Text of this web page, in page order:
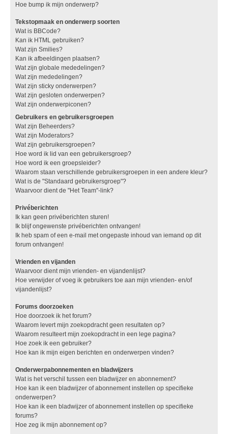
Hoe bump ik mijn onderwerp?
Tekstopmaak en onderwerp soorten
Wat is BBCode?
Kan ik HTML gebruiken?
Wat zijn Smilies?
Kan ik afbeeldingen plaatsen?
Wat zijn globale mededelingen?
Wat zijn mededelingen?
Wat zijn sticky onderwerpen?
Wat zijn gesloten onderwerpen?
Wat zijn onderwerpiconen?
Gebruikers en gebruikersgroepen
Wat zijn Beheerders?
Wat zijn Moderators?
Wat zijn gebruikersgroepen?
Hoe word ik lid van een gebruikersgroep?
Hoe word ik een groepsleider?
Waarom staan verschillende gebruikersgroepen in een andere kleur?
Wat is de "Standaard gebruikersgroep"?
Waarvoor dient de "Het Team"-link?
Privéberichten
Ik kan geen privéberichten sturen!
Ik blijf ongewenste privéberichten ontvangen!
Ik heb spam of een e-mail met ongepaste inhoud van iemand op dit
forum ontvangen!
Vrienden en vijanden
Waarvoor dient mijn vrienden- en vijandenlijst?
Hoe verwijder of voeg ik gebruikers toe aan mijn vrienden- en/of
vijandenlijst?
Forums doorzoeken
Hoe doorzoek ik het forum?
Waarom levert mijn zoekopdracht geen resultaten op?
Waarom resulteert mijn zoekopdracht in een lege pagina?
Hoe zoek ik een gebruiker?
Hoe kan ik mijn eigen berichten en onderwerpen vinden?
Onderwerpabonnementen en bladwijzers
Wat is het verschil tussen een bladwijzer en abonnement?
Hoe kan ik een bladwijzer of abonnement instellen op specifieke
onderwerpen?
Hoe kan ik een bladwijzer of abonnement instellen op specifieke
forums?
Hoe zeg ik mijn abonnement op?